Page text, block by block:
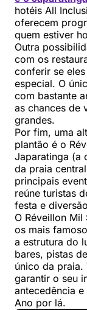
hotéis All
oferecem
quem estiver
Outra
com os
conferir se
especial. O
com bastante
as chances de
grandes.
Por fim, uma
plantão é o
Japaratinga (a
da praia
principais
reúne turistas
festa e
O Réveillon
os mais
a estrutura do
bares, pistas
único da praia.
garantir o seu
antecedência
Ano por lá.